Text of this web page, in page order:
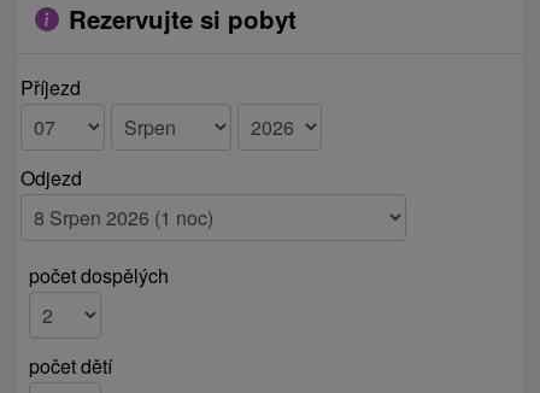
Rezervujte si pobyt
Příjezd
Odjezd
počet dospělých
počet dětí